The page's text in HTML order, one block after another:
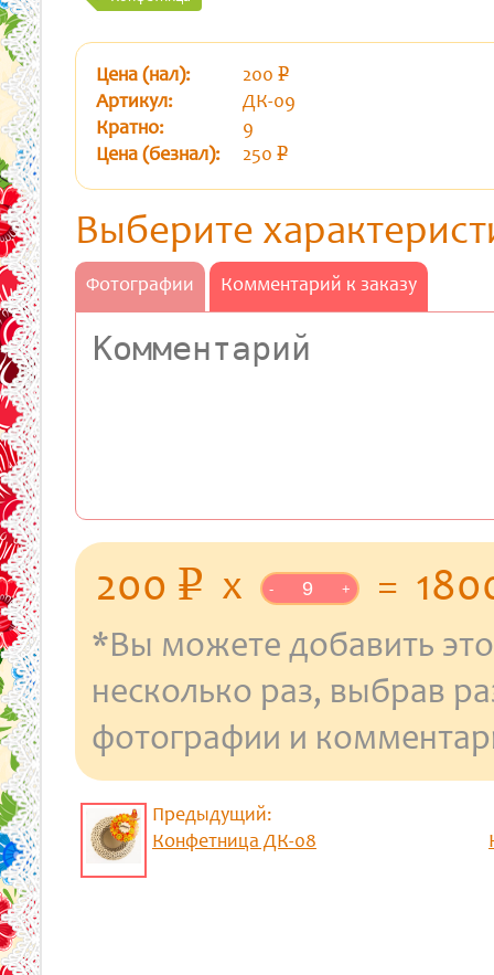
Цена (нал): 200 p
Артикул:
ДК-09
Кратно:
9
Цена (безнал):
250 p
Выберите
Фотографии Комментарий к заказу
200 p уб.
x - + =
*Вы можете добавить
несколько раз, выбрав
фотографии и
Предыдущий:
Конфетница ДК-08